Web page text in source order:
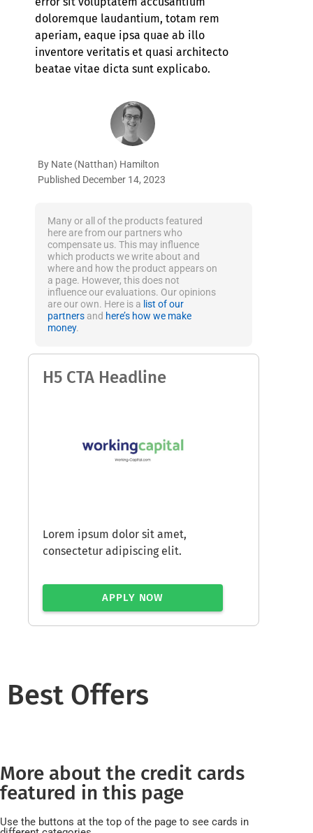
doloremque laudantium, totam rem
aperiam, eaque ipsa quae ab illo
inventore veritatis et quasi architecto
beatae vitae dicta sunt explicabo.
By Nate (Natthan) Hamilton
Published December 14, 2023
Many or all of the products featured
here are from our partners who
compensate us. This may influence
which products we write about and
where and how the product appears on
a page. However, this does not
influence our evaluations. Our opinions
are our own. Here is a list of our
partners and here’s how we make
money.
H5 CTA Headline
Lorem ipsum dolor sit amet,
consectetur adipiscing elit.
APPLY NOW
Best Offers
More about the credit cards
featured in this page
Use the buttons at the top of the page to see cards in